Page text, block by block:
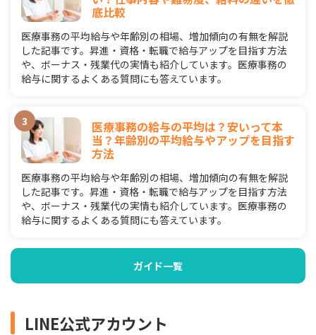
底比較
医療事務の平均給与や年齢別の相場、増加傾向の有無を解説
した記事です。昇進・資格・転職で給与アップを目指す方法
や、ボーナス・残業代の実情も紹介しています。医療事務の
給与に関するよくある質問にも答えています。
医療事務の給与の平均は？安いって本
当？年齢別の平均給与やアップを目指す
方法
医療事務の平均給与や年齢別の相場、増加傾向の有無を解説
した記事です。昇進・資格・転職で給与アップを目指す方法
や、ボーナス・残業代の実情も紹介しています。医療事務の
給与に関するよくある質問にも答えています。
ガイド一覧
LINE公式アカウント